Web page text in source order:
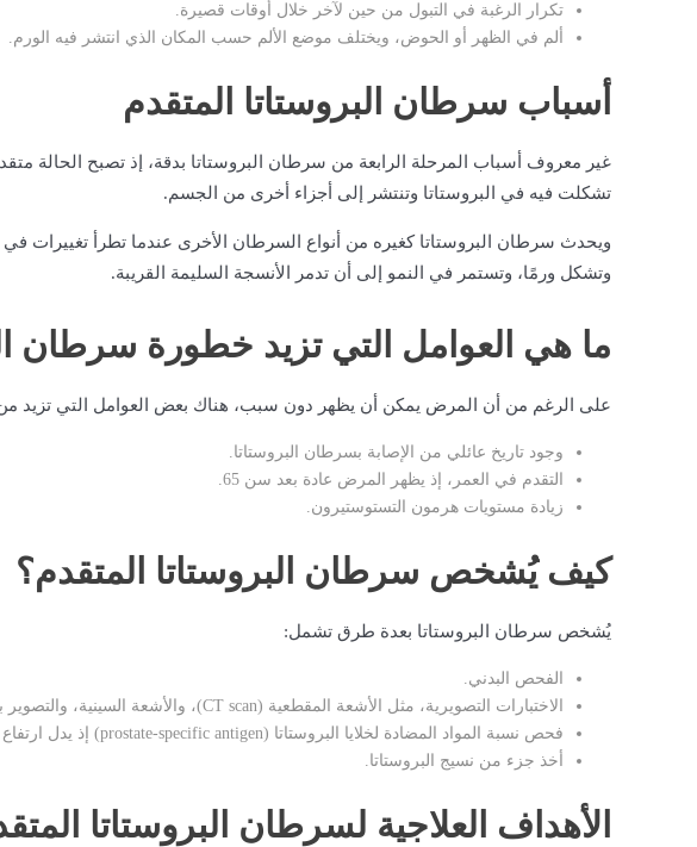
تكرار الرغبة في التبول من حين لآخر خلال أوقات قصيرة.
ألم في الظهر أو الحوض، ويختلف موضع الألم حسب المكان الذي انتشر فيه الورم.
أسباب سرطان البروستاتا المتقدم
غير معروف أسباب المرحلة الرابعة من سرطان البروستاتا بدقة، إذ تصبح الحالة
تشكلت فيه في البروستاتا وتنتشر إلى أجزاء أخرى من الجسم.
ويحدث سرطان البروستاتا كغيره من أنواع السرطان الأخرى عندما تطرأ تغييرات في
وتشكل ورمًا، وتستمر في النمو إلى أن تدمر الأنسجة السليمة القريبة.
ما هي العوامل التي تزيد خطورة سرطان
على الرغم من أن المرض يمكن أن يظهر دون سبب، هناك بعض العوامل التي تزيد من
وجود تاريخ عائلي من الإصابة بسرطان البروستاتا.
التقدم في العمر، إذ يظهر المرض عادة بعد سن 65.
زيادة مستويات هرمون التستوستيرون.
كيف يُشخص سرطان البروستاتا المتقدم؟
يُشخص سرطان البروستاتا بعدة طرق تشمل:
الفحص البدني.
الاختبارات التصويرية، مثل الأشعة المقطعية (CT scan)، والأشعة السينية، والتصوير بالرنين المغناطيسي.
فحص نسبة المواد المضادة لخلايا البروستاتا (prostate-specific antigen) إذ يدل ارتفاع مستوياتها على وجود ورم.
أخذ جزء من نسيج البروستاتا.
الأهداف العلاجية لسرطان البروستاتا